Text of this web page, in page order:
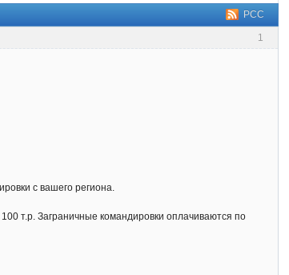
РСС
1
с вашего региона.
т.р. Заграничные командировки оплачиваются по